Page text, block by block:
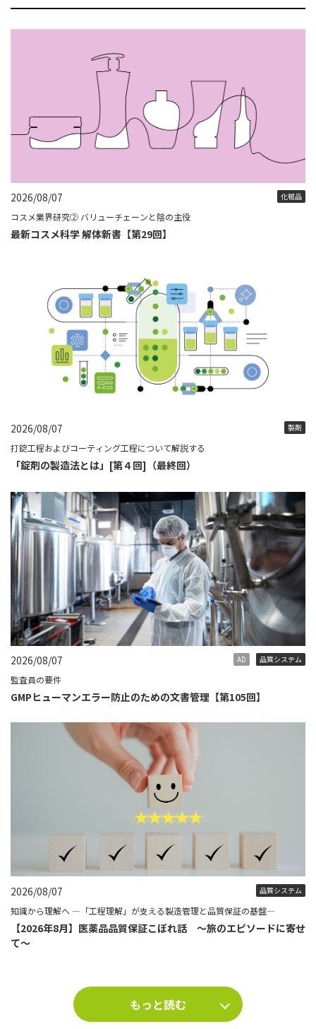
2026/08/07 化粧品
コスメ業界研究② バリューチェーンと陰の主役
最新コスメ科学 解体新書【第29回】
2026/08/07 製剤
打錠工程およびコーティング工程について解説する
「錠剤の製造法とは」[第４回]（最終回）
2026/08/07 AD 品質システム
監査員の要件
GMPヒューマンエラー防止のための文書管理【第105回】
2026/08/07 品質システム
知識から理解へ ―「工程理解」が支える製造管理と品質保証の基盤―
【2026年8月】医薬品品質保証こぼれ話 ～旅のエピソードに寄せ
て～
もっと読む